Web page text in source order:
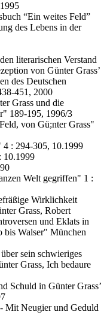
“Ein weites Feld”
des Lebens in der
literarischen Verstand
von Günter Grass’
des Deutschen
451, 2000
Grass und die
189-195, 1996/3
von Gü;nter Grass"
4 : 294-305, 10.1999
10.1999
Welt gegriffen" 1 :
Wirklichkeit
Grass, Robert
und Eklats in
bis Walser" München
sein schwieriges
Grass, Ich bedaure
Schuld in Günter Grass’
Mit Neugier und Geduld